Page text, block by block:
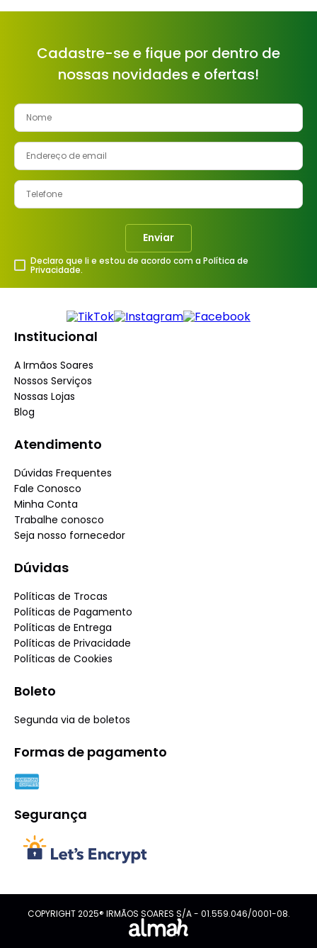
Cadastre-se e fique por dentro de
nossas novidades e ofertas!
Enviar
Declaro que li e estou de acordo com a Política de
Privacidade.
Institucional
A Irmãos Soares
Nossos Serviços
Nossas Lojas
Blog
Atendimento
Dúvidas Frequentes
Fale Conosco
Minha Conta
Trabalhe conosco
Seja nosso fornecedor
Dúvidas
Políticas de Trocas
Políticas de Pagamento
Políticas de Entrega
Políticas de Privacidade
Políticas de Cookies
Boleto
Segunda via de boletos
Formas de pagamento
Segurança
COPYRIGHT 2025® IRMÃOS SOARES S/A - 01.559.046/0001-08.